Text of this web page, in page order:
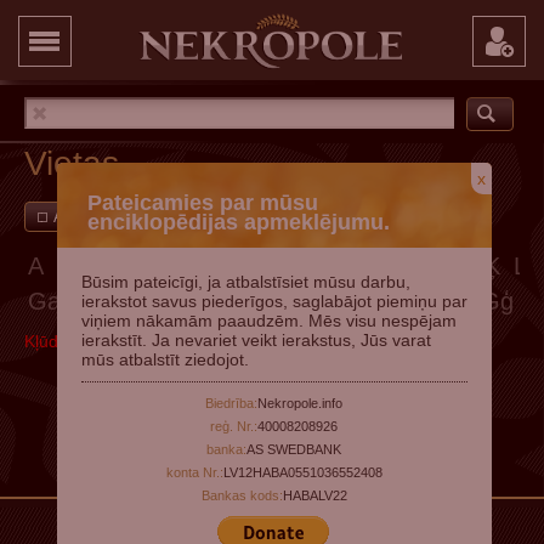
Vietas
Ar attēliem Pievienot vietu
A Ķ L
Ga
Gā Gb Gc Gč Gd Ge Gē Gf Gg Gģ
Kļūda, mēģiniet vēlāk
Pateicamies par mūsu
enciklopēdijas apmeklējumu.
Būsim pateicīgi, ja atbalstīsiet mūsu darbu,
ierakstot savus piederīgos, saglabājot piemiņu par
viņiem nākamām paaudzēm. Mēs visu nespējam
ierakstīt. Ja nevariet veikt ierakstus, Jūs varat
mūs atbalstīt ziedojot.
Biedrība: Nekropole.info
reģ. Nr.:40008208926
banka:AS SWEDBANK
konta Nr.: LV12HABA0551036552408
Bankas kods: HABALV22
x